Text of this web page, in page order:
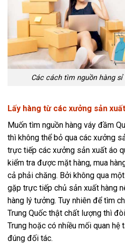
Các cách tìm nguồn hàng sỉ
Lấy hàng từ các xưởng sản
Muốn tìm nguồn hàng váy đầm
thì không thể bỏ qua các xưởng
trực tiếp các xưởng sản xuất áo
kiểm tra được mặt hàng, mua
cả phải chăng. Bởi không qua
gặp trực tiếp chủ sản xuất hàng
hàng lý tưởng. Tuy nhiên để tìm
Trung Quốc thật chất lượng thì
Trung hoặc có nhiều mối quan
đúng đối tác.